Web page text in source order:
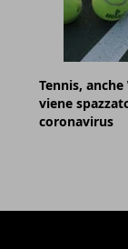
Tennis,
viene
coronavirus